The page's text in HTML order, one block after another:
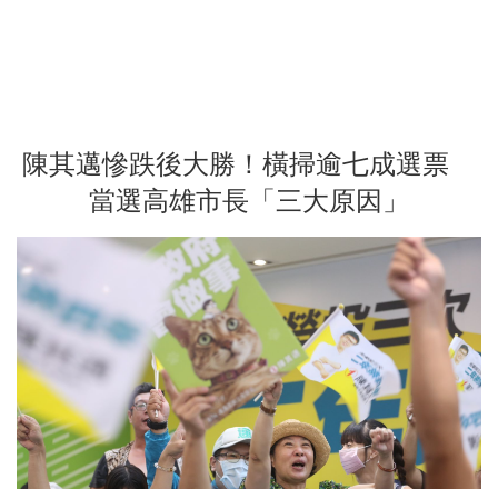
陳其邁慘跌後大勝！橫掃逾七成選票
當選高雄市長「三大原因」